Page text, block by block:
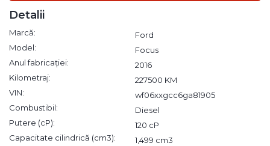
Detalii
Marcă:
Ford
Model:
Focus
Anul fabricației:
2016
Kilometraj:
227500 KM
VIN:
wf06xxgcc6ga81905
Combustibil:
Diesel
Putere (cP):
120 cP
Capacitate cilindrică (cm3):
1,499 cm3